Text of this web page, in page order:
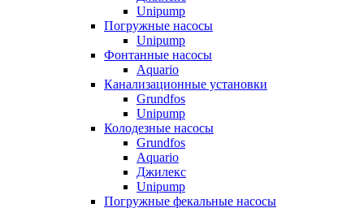
Unipump
Погружные насосы
Unipump
Фонтанные насосы
Aquario
Канализационные установки
Grundfos
Unipump
Колодезные насосы
Grundfos
Aquario
Джилекс
Unipump
Погружные фекальные насосы